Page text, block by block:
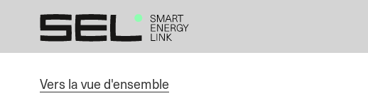
homepage
Navigation
springen
content
Vers la vue d'ensemble